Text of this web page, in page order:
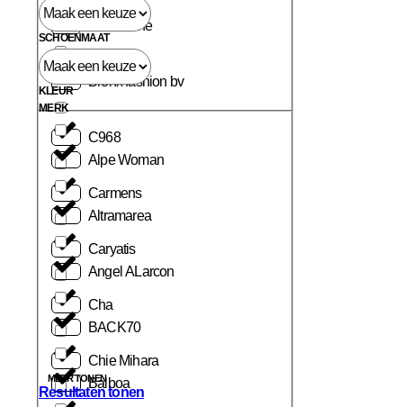
Blackstone
Bronx fashion bv
C968
Carmens
Caryatis
Cha
Chie Mihara
SCHOENMAAT
KLEUR
MERK
Alpe Woman
Altramarea
Angel ALarcon
BACK70
Balboa
MEER TONEN
Resultaten tonen